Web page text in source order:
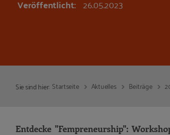
Veröffentlicht: 26.05.2023
Sie sind hier: Startseite Aktuelles Beiträge
Entdecke "Fempreneurship":